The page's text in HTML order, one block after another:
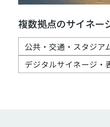
複数拠点のサイネー
公共・交通・スタジア
デジタルサイネージ・